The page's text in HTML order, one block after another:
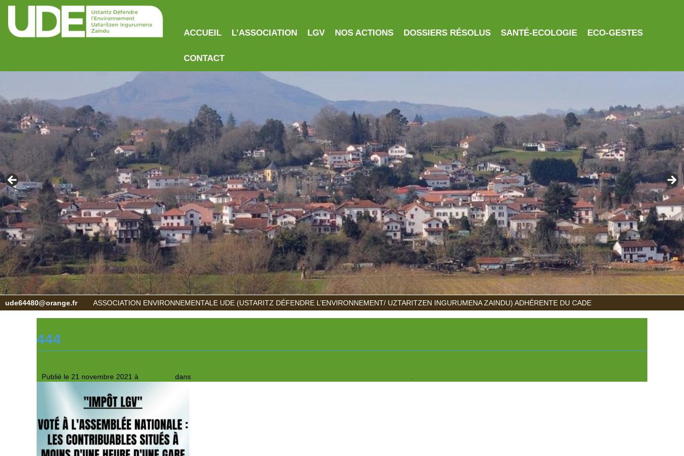
ACCUEIL L’ASSOCIATION LGV NOS ACTIONS DOSSIERS RÉSOLUS SANTÉ-ECOLOGIE ECO-GESTES
CONTACT
ASSOCIATION ENVIRONNEMENTALE UDE (USTARITZ DÉFENDRE L’ENVIRONNEMENT/ UZTARITZEN INGURUMENA ZAINDU) ADHÉRENTE DU CADE
ude64480@orange.fr
444
Publié le 21 novembre 2021 à dans